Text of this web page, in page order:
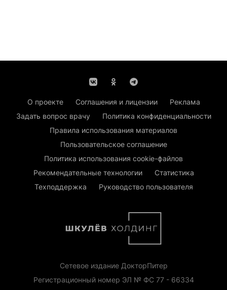
О проекте Соглашения и лицензии
Реклама
Задать вопрос врачу
Политика конфиденциальности
Правила использования материалов
Пользовательское соглашение
Политика использования cookie-файлов
Рекомендательные технологии
Статистика
Техподдержка
Руководство пользователя
Сетевое издание ДокторПитер
Регистрационный номер ЭЛ № ФС 77 - 66334